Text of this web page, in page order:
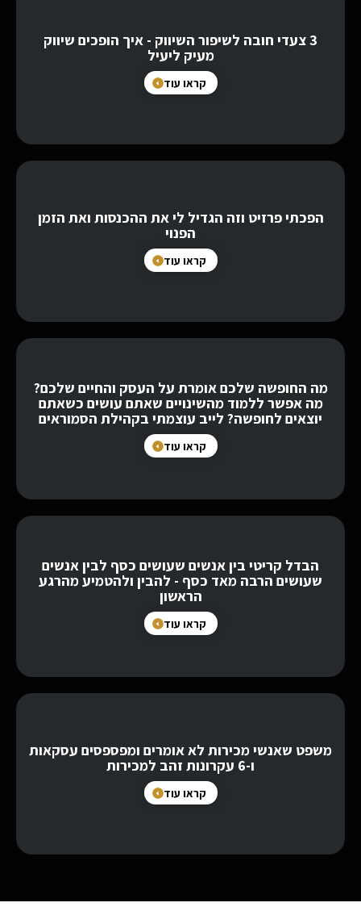
3 צעדי חובה לשיפור השיווק - איך הופכים שיווק
מעיק ליעיל
קראו עוד
הפכתי פרזיט וזה הגדיל לי את ההכנסות ואת הזמן
הפנוי
קראו עוד
מה החופשה שלכם אומרת על העסק והחיים שלכם?
מה אפשר ללמוד מהשינויים שאתם עושים כשאתם
יוצאים לחופשה? לייב עוצמתי בקהילת הסמוראים
קראו עוד
הבדל קריטי בין אנשים שעושים כסף לבין אנשים
שעושים הרבה מאד כסף - להבין ולהטמיע מהרגע
הראשון
קראו עוד
משפט שאנשי מכירות לא אומרים ומפספסים עסקאות
ו-6 עקרונות זהב למכירות
קראו עוד